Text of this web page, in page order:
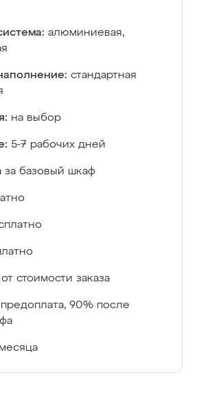
алюминиевая,
стандартная
на выбор
5-7 рабочих дней
за базовый шкаф
стоимости заказа
90% после